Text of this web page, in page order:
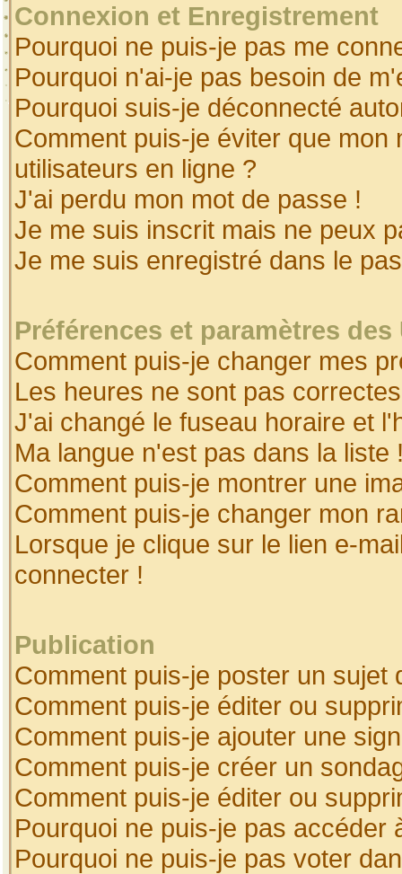
Connexion et Enregistrement
Pourquoi ne puis-je pas me
Pourquoi n'ai-je pas besoin de
Pourquoi suis-je déconnecté
Comment puis-je éviter que
utilisateurs en ligne ?
J'ai perdu mon mot de passe !
Je me suis inscrit mais ne peux
Je me suis enregistré dans le
Préférences et paramètres
Comment puis-je changer mes
Les heures ne sont pas
J'ai changé le fuseau horaire et
Ma langue n'est pas dans la liste
Comment puis-je montrer une
Comment puis-je changer mon
Lorsque je clique sur le lien e-
connecter !
Publication
Comment puis-je poster un sujet
Comment puis-je éditer ou
Comment puis-je ajouter une
Comment puis-je créer un
Comment puis-je éditer ou
Pourquoi ne puis-je pas accéder
Pourquoi ne puis-je pas voter